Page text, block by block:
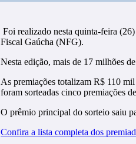
Foi realizado nesta quinta-feira
Fiscal Gaúcha (NFG).
Nesta edição, mais de 17 milhões
As premiações totalizam R$ 110
foram sorteadas cinco premiações
O prêmio principal do sorteio saiu
Confira a lista completa dos